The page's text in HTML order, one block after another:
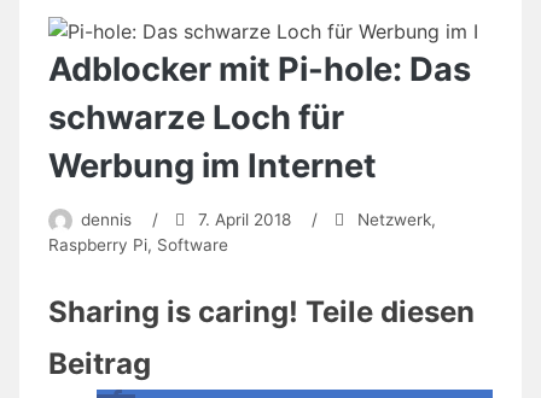
Adblocker mit Pi-hole: Das
schwarze Loch für
Werbung im Internet
dennis / 7. April 2018 / Netzwerk,
Raspberry Pi, Software
Sharing is caring! Teile diesen
Beitrag